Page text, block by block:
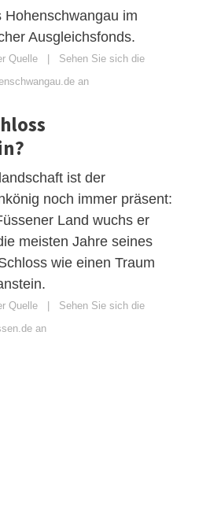
im
Ausgleichsfonds.
Quelle
Sehen Sie sich die
an
ist der
noch immer präsent:
Land wuchs er
meisten Jahre seines
wie einen Traum
Quelle
Sehen Sie sich die
an